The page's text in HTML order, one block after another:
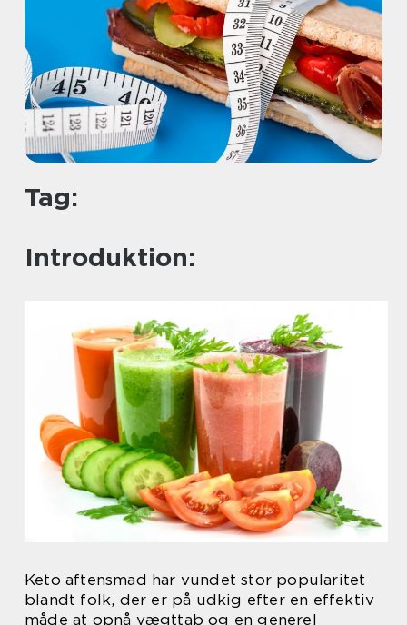
Tag:
Introduktion:
Keto aftensmad har vundet stor popularitet
blandt folk, der er på udkig efter en effektiv
måde at opnå vægttab og en generel